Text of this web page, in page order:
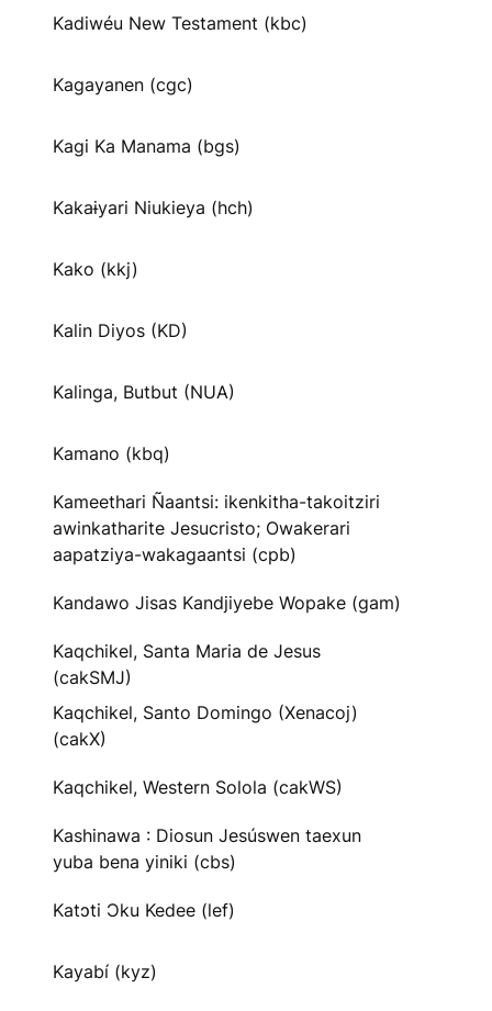
Kadiwéu New Testament (kbc)
Kagayanen (cgc)
Kagi Ka Manama (bgs)
Kakaɨyari Niukieya (hch)
Kako (kkj)
Kalin Diyos (KD)
Kalinga, Butbut (NUA)
Kamano (kbq)
Kameethari Ñaantsi: ikenkitha-takoitziri
awinkatharite Jesucristo; Owakerari
aapatziya-wakagaantsi (cpb)
Kandawo Jisas Kandjiyebe Wopake (gam)
Kaqchikel, Santa Maria de Jesus
(cakSMJ)
Kaqchikel, Santo Domingo (Xenacoj)
(cakX)
Kaqchikel, Western Solola (cakWS)
Kashinawa : Diosun Jesúswen taexun
yuba bena yiniki (cbs)
Katɔti Ɔku Kedee (lef)
Kayabí (kyz)